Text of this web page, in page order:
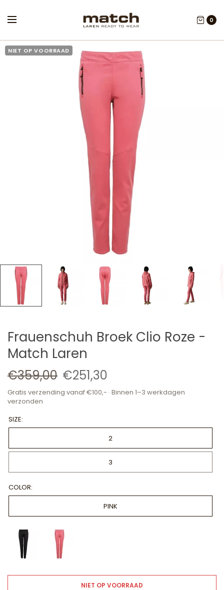
0
NIET OP VOORRAAD
Frauenschuh Broek Clio Roze -
Match Laren
€359,00 €251,30
Gratis verzending vanaf €100,- · Binnen 1–3 werkdagen
verzonden
SIZE:
2
3
COLOR:
PINK
NIET OP VOORRAAD